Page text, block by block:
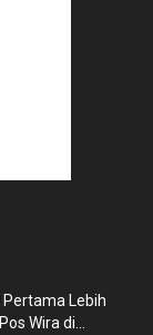
Pertama Lebih
Wira di...